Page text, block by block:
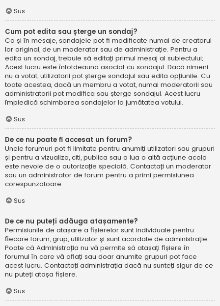
Sus
Cum pot edita sau șterge un sondaj?
Ca și în mesaje, sondajele pot fi modificate numai de creatorul
lor original, de un moderator sau de administrație. Pentru a
edita un sondaj, trebuie să editați primul mesaj al subiectului;
Acest lucru este întotdeauna asociat cu sondajul. Dacă nimeni
nu a votat, utilizatorii pot șterge sondajul sau edita opțiunile. Cu
toate acestea, dacă un membru a votat, numai moderatorii sau
administratorii pot modifica sau șterge sondajul. Acest lucru
împiedică schimbarea sondajelor la jumătatea votului.
Sus
De ce nu poate fi accesat un forum?
Unele forumuri pot fi limitate pentru anumiți utilizatori sau grupuri
și pentru a vizualiza, citi, publica sau a lua o altă acțiune acolo
este nevoie de o autorizație specială. Contactați un moderator
sau un administrator de forum pentru a primi permisiunea
corespunzătoare.
Sus
De ce nu puteți adăuga atașamente?
Permisiunile de atașare a fișierelor sunt individuale pentru
fiecare forum, grup, utilizator și sunt acordate de administrație.
Poate că Administrația nu vă permite să atașați fișiere în
forumul în care vă aflați sau doar anumite grupuri pot face
acest lucru. Contactați administrația dacă nu sunteți sigur de ce
nu puteți atașa fișiere.
Sus